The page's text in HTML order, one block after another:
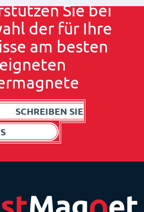
Sie bei
der für Ihre
am besten
SCHREIBEN SIE